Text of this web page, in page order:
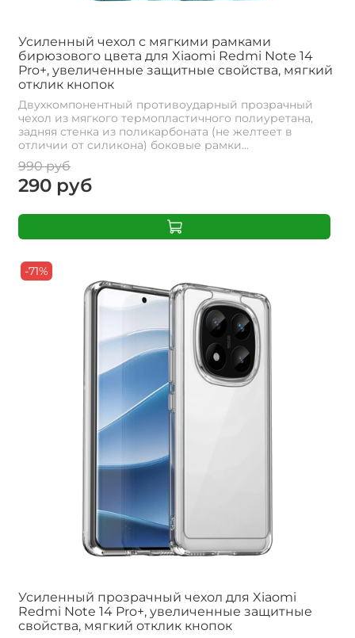
Усиленный чехол с мягкими рамками
бирюзового цвета для Xiaomi Redmi Note 14
Pro+, увеличенные защитные свойства, мягкий
отклик кнопок
Двухкомпонентный противоударный прозрачный
чехол из мягкого термопластичного полиуретана,
задняя стенка из поликарбоната (не желтеет в
отличии от силикона) боковые рамки...
990 руб
290 руб
-71%
Усиленный прозрачный чехол для Xiaomi
Redmi Note 14 Pro+, увеличенные защитные
свойства, мягкий отклик кнопок